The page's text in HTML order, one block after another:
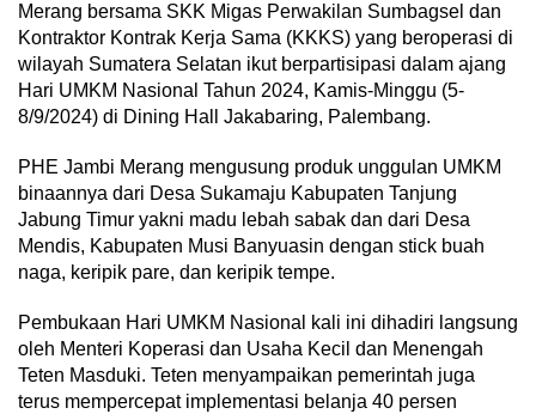
Merang bersama SKK Migas Perwakilan Sumbagsel dan
Kontraktor Kontrak Kerja Sama (KKKS) yang beroperasi di
wilayah Sumatera Selatan ikut berpartisipasi dalam ajang
Hari UMKM Nasional Tahun 2024, Kamis-Minggu (5-
8/9/2024) di Dining Hall Jakabaring, Palembang.
PHE Jambi Merang mengusung produk unggulan UMKM
binaannya dari Desa Sukamaju Kabupaten Tanjung
Jabung Timur yakni madu lebah sabak dan dari Desa
Mendis, Kabupaten Musi Banyuasin dengan stick buah
naga, keripik pare, dan keripik tempe.
Pembukaan Hari UMKM Nasional kali ini dihadiri langsung
oleh Menteri Koperasi dan Usaha Kecil dan Menengah
Teten Masduki. Teten menyampaikan pemerintah juga
terus mempercepat implementasi belanja 40 persen